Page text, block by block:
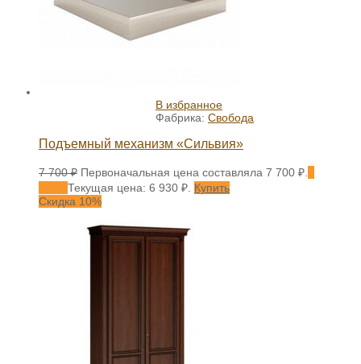
В избранное
Фабрика: Свобода
Подъемный механизм «Сильвия»
7 700₽ Первоначальная цена составляла 7 700 ₽.
Текущая цена: 6 930 ₽. Купить
Скидка 10%